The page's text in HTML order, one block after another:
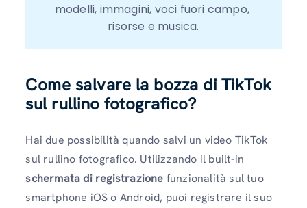
modelli, immagini, voci fuori campo,
risorse e musica.
Come salvare la bozza di TikTok
sul rullino fotografico?
Hai due possibilità quando salvi un video TikTok
sul rullino fotografico. Utilizzando il built-in
schermata di registrazione funzionalità sul tuo
smartphone iOS o Android, puoi registrare il suo